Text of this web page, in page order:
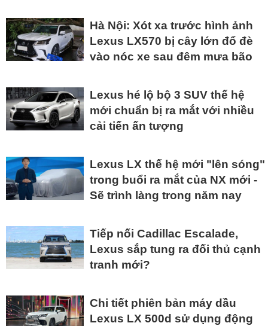
Hà Nội: Xót xa trước hình ảnh
Lexus LX570 bị cây lớn đổ đè
vào nóc xe sau đêm mưa bão
Lexus hé lộ bộ 3 SUV thế hệ
mới chuẩn bị ra mắt với nhiều
cải tiến ấn tượng
Lexus LX thế hệ mới "lên sóng"
trong buổi ra mắt của NX mới -
Sẽ trình làng trong năm nay
Tiếp nối Cadillac Escalade,
Lexus sắp tung ra đối thủ cạnh
tranh mới?
Chi tiết phiên bản máy dầu
Lexus LX 500d sử dụng động